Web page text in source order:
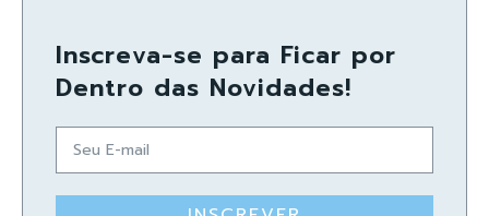
Inscreva-se para Ficar por
Dentro das Novidades!